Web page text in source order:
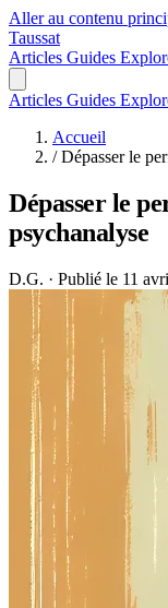
Aller au contenu
Taussat
Articles Guides
Articles Guides
Accueil
/ Dépasser le
Dépasser le
psychanalyse
D.G. · Publié le 11